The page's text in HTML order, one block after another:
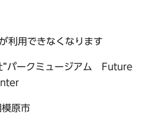
利用できなくなります
”パークミュージアム Future
原市